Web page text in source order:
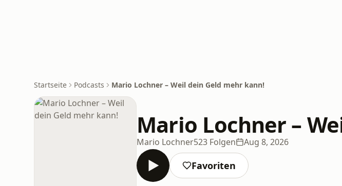
Startseite Podcasts Mario Lochner – Weil dein Geld mehr kann!
Mario Lochner –
Mario Lochner523 Folgen Aug 8, 2026
Favoriten